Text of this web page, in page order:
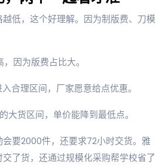
低，这个好理解。因为制版费、刀模
因为版费占比大。
合理区间，厂家愿意给点优惠。
大货区间，单价能降到最低点。
要2000件，还要求72小时交货。雅
了货，还通过规模化采购帮学校省了